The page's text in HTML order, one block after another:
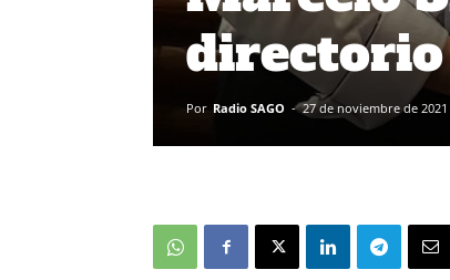
directorio
Por Radio SAGO - 27 de noviembre de 2021